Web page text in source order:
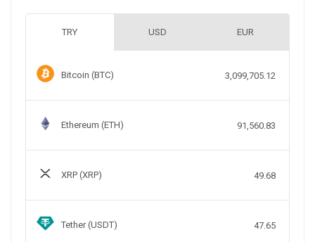
TRY USD EUR
Bitcoin (BTC) 3,099,705.12
Ethereum (ETH) 91,560.83
XRP (XRP) 49.68
Tether (USDT) 47.65